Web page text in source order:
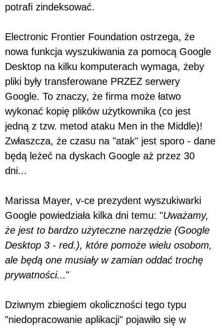
potrafi zindeksować.
Electronic Frontier Foundation ostrzega, że
nowa funkcja wyszukiwania za pomocą Google
Desktop na kilku komputerach wymaga, żeby
pliki były transferowane PRZEZ serwery
Google. To znaczy, że firma może łatwo
wykonać kopię plików użytkownika (co jest
jedną z tzw. metod ataku Men in the Middle)!
Zwłaszcza, że czasu na "atak" jest sporo - dane
będą leżeć na dyskach Google aż przez 30
dni...
Marissa Mayer, v-ce prezydent wyszukiwarki
Google powiedziała kilka dni temu: "Uważamy,
że jest to bardzo użyteczne narzędzie (Google
Desktop 3 - red.), które pomoże wielu osobom,
ale będą one musiały w zamian oddać trochę
prywatności..."
Dziwnym zbiegiem okoliczności tego typu
"niedopracowanie aplikacji" pojawiło się w